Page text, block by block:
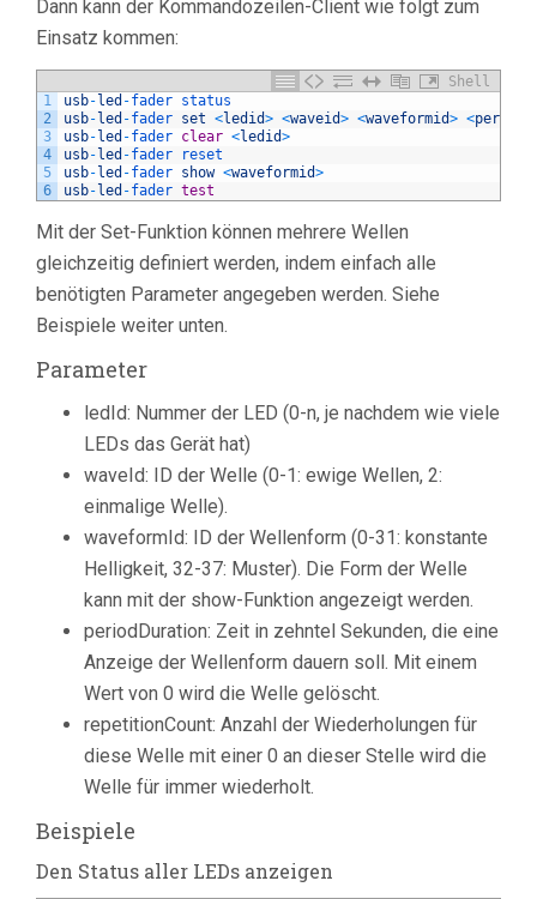
Dann kann der Kommandozeilen-Client wie folgt zum
Einsatz kommen:
Shell
1
2
3
4
5
6
usb- led -fader status
usb- led -fader set <ledid> <waveid> <waveformid> <
usb- led -fader clear <ledid>
usb- led -fader
reset
usb- led -fader show <waveformid>
usb- led -fader test
Mit der Set-Funktion können mehrere Wellen
gleichzeitig definiert werden, indem einfach alle
benötigten Parameter angegeben werden. Siehe
Beispiele weiter unten.
Parameter
ledId: Nummer der LED (0-n, je nachdem wie viele
LEDs das Gerät hat)
waveId: ID der Welle (0-1: ewige Wellen, 2:
einmalige Welle).
waveformId: ID der Wellenform (0-31: konstante
Helligkeit, 32-37: Muster). Die Form der Welle
kann mit der show-Funktion angezeigt werden.
periodDuration: Zeit in zehntel Sekunden, die eine
Anzeige der Wellenform dauern soll. Mit einem
Wert von 0 wird die Welle gelöscht.
repetitionCount: Anzahl der Wiederholungen für
diese Welle mit einer 0 an dieser Stelle wird die
Welle für immer wiederholt.
Beispiele
Den Status aller LEDs anzeigen